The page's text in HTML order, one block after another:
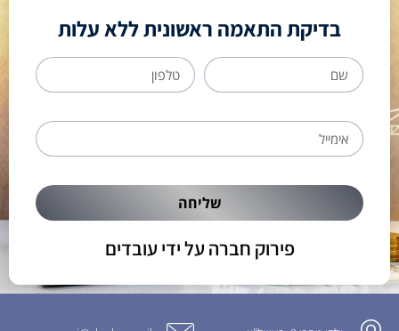
בדיקת התאמה ראשונית ללא עלות
שליחה
פירוק חברה על ידי עובדים